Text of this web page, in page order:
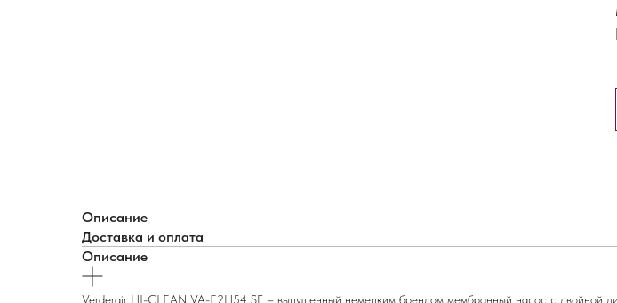
Описание
Доставка и оплата
Описание
Verderair HI-CLEAN VA-E2H54 SF – выпущенный немецким брендом мембранный насос с двойной